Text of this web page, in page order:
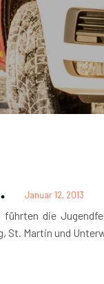
Januar 12, 2013
führten die
St. Martin und